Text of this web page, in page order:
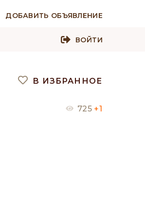
ДОБАВИТЬ ОБЪЯВЛЕНИЕ
ВОЙТИ
В ИЗБРАННОЕ
725 +1